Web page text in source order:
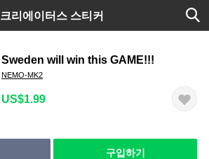
크리에이터스 스티커
Sweden will win this GAME!!!
NEMO-MK2
US$1.99
구입하기